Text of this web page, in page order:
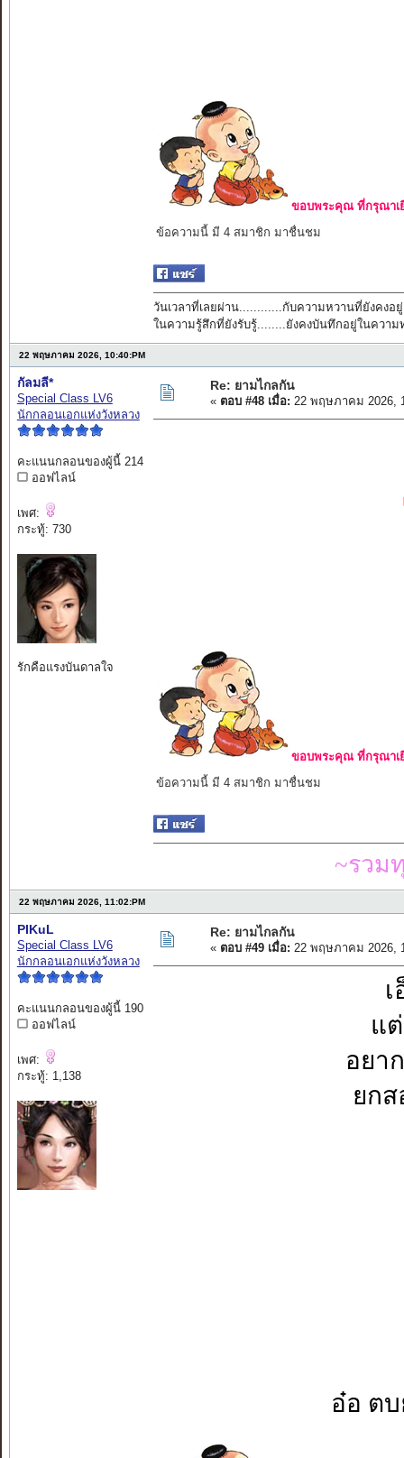
ขอบพระคุณ ที่กรุณาเ
ข้อความนี้ มี 4 สมาชิก มาชื่นชม
วันเวลาที่เลยผ่าน............กับความหวานที่ยังคงอยู่
ในความรู้สึกที่ยังรับรู้........ยังคงบันทึกอยู่ในความ
22 พฤษภาคม 2026, 10:40:PM
กัลมลี*
Special Class LV6
นักกลอนเอกแห่งวังหลวง
คะแนนกลอนของผู้นี้ 214
ออฟไลน์
เพศ:
กระทู้: 730
รักคือแรงบันดาลใจ
Re: ยามไกลกัน
« ตอบ #48 เมื่อ: 22 พฤษภาคม 2026,
ขอบพระคุณ ที่กรุณาเ
ข้อความนี้ มี 4 สมาชิก มาชื่นชม
~รวม
22 พฤษภาคม 2026, 11:02:PM
PIKuL
Special Class LV6
นักกลอนเอกแห่งวังหลวง
คะแนนกลอนของผู้นี้ 190
ออฟไลน์
เพศ:
กระทู้: 1,138
Re: ยามไกลกัน
« ตอบ #49 เมื่อ: 22 พฤษภาคม 2026,
แ
อยา
ยกส
อ๋อ ตบ